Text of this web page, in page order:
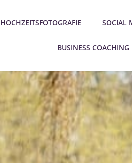
HOCHZEITSFOTOGRAFIE SOCIAL
BUSINESS COACHING